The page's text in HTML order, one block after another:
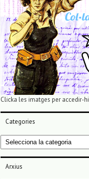
Clicka les imatges per accedir-hi
Categories
Categories
Arxius